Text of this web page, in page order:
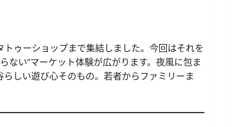
ゥーショップまで集結しました。今回はそれを
ない”マーケット体験が広がります。夜風に包ま
らしい遊び心そのもの。若者からファミリーま